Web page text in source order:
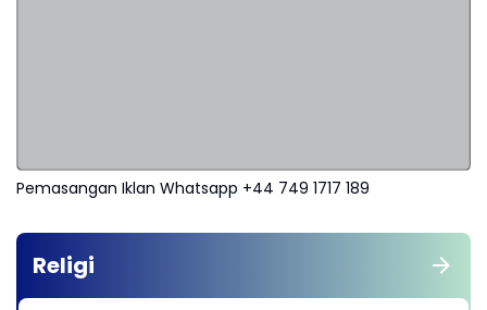
Pemasangan Iklan Whatsapp +44 749 1717 189
Religi